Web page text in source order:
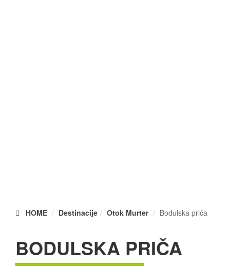
HOME Destinacije Otok Murter Bodulska priča
BODULSKA PRIČA